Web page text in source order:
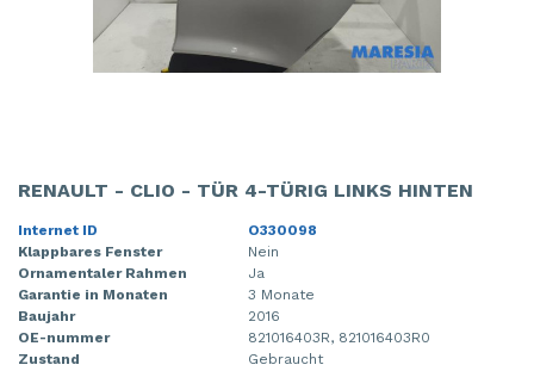
RENAULT - CLIO - TÜR 4-TÜRIG LINKS HINTEN
Internet ID
O330098
Klappbares Fenster
Nein
Ornamentaler Rahmen
Ja
Garantie in Monaten
3 Monate
Baujahr
2016
OE-nummer
821016403R, 821016403R0
Zustand
Gebraucht